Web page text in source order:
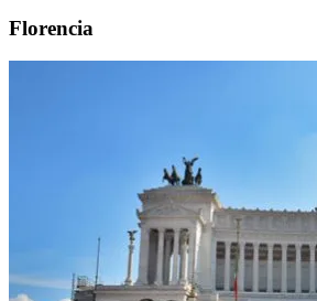
Florencia